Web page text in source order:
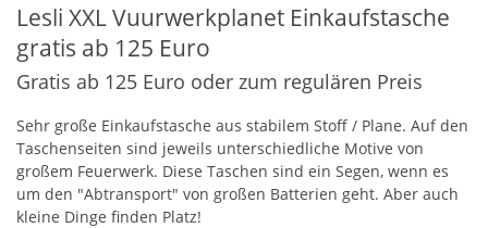
Lesli XXL Vuurwerkplanet Einkaufstasche
gratis ab 125 Euro
Gratis ab 125 Euro oder zum regulären Preis
Sehr große Einkaufstasche aus stabilem Stoff / Plane. Auf den
Taschenseiten sind jeweils unterschiedliche Motive von
großem Feuerwerk. Diese Taschen sind ein Segen, wenn es
um den "Abtransport" von großen Batterien geht. Aber auch
kleine Dinge finden Platz!